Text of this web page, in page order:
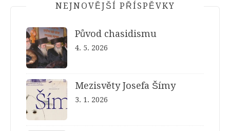
NEJNOVĚJŠÍ PŘÍSPĚVKY
Původ chasidismu
4. 5. 2026
Mezisvěty Josefa Šímy
3. 1. 2026